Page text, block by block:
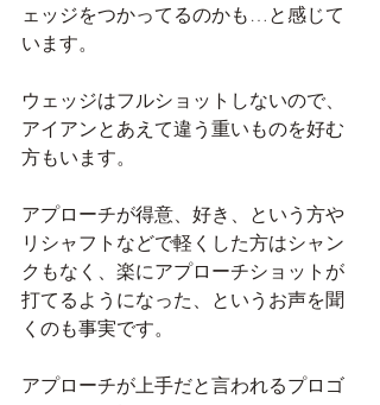
ェッジをつかってるのかも…と感じて
います。
ウェッジはフルショットしないので、
アイアンとあえて違う重いものを好む
方もいます。
アプローチが得意、好き、という方や
リシャフトなどで軽くした方はシャン
クもなく、楽にアプローチショットが
打てるようになった、というお声を聞
くのも事実です。
アプローチが上手だと言われるプロゴ